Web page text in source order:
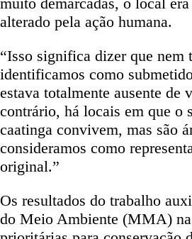
alterado pela ação humana.
“Isso significa dizer que nem
identificamos como
estava totalmente ausente de
contrário, há locais em que o
caatinga convivem, mas são
consideramos como
original.”
Os resultados do trabalho
do Meio Ambiente (MMA) na